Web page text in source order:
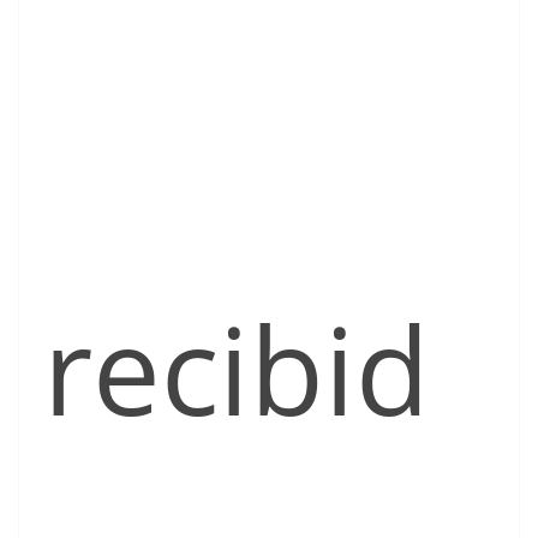
recibid